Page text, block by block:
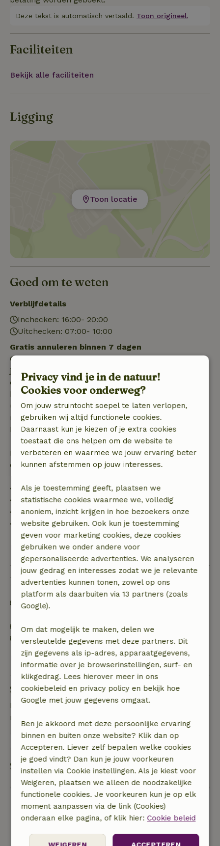
Deze tekst is automatisch vertaald. Toon origineel.
Faciliteiten
Bekijk alle faciliteiten
Ligging
Toon locatie
Goed om te weten
Verblijfdetails
Inchecken: 16:00- 20:00
Uitchecken: 07:00- 10:00
Gratis annuleren binnen 7 dagen
Gratis annuleren binnen 7 dagen na bevestiging van
je boeking, bij een boekingsaanvraag meer dan 28
dagen voor aanvang. Bij een boeking met aanvang
binnen 28 dagen geldt gratis annuleren binnen 24
uur. Bij annulering binnen gestelde periode heb je
recht op volledige terugbetaling van het
boekingsbedrag.
Daarna krijg je een deel van de reissom en 100% van
de borg terugbetaald:
• tot 42 dagen voor aankomst: 70% terugbetaald
• 42–28 dagen voor aankomst: 40% terugbetaald
• 28 dagen tot de aankomstdag: 10% terugbetaald
• op de aankomstdag of later: geen terugbetaling
Bekijk alles
Duurzaamheid
Off grid of voorzien van 100% hernieuwbare
Natuurlijke isolatiematerialen
Gebouwd met natuurlijke bouwmaterialen
Bekijk alles
Stel een vraag
Neem contact op met de verhuurder van het
natuurhuisje
Stuur een bericht
Start mijn boeking
Privacy vind je in de natuur!
Cookies voor onderweg?
Om jouw struintocht soepel te laten verlopen,
gebruiken wij altijd functionele cookies.
Daarnaast kun je kiezen of je extra cookies
toestaat die ons helpen om de website te
verbeteren en waarmee we jouw ervaring beter
kunnen afstemmen op jouw interesses.
Als je toestemming geeft, plaatsen we
statistische cookies waarmee we, volledig
anoniem, inzicht krijgen in hoe bezoekers onze
website gebruiken. Ook kun je toestemming
geven voor marketing cookies, deze cookies
gebruiken we onder andere voor
gepersonaliseerde advertenties. We analyseren
jouw gedrag en interesses zodat we je relevante
advertenties kunnen tonen, zowel op ons
platform als daarbuiten via 13 partners (zoals
Google).
Om dat mogelijk te maken, delen we
versleutelde gegevens met deze partners. Dit
zijn gegevens als ip-adres, apparaatgegevens,
informatie over je browserinstellingen, surf- en
klikgedrag. Lees hierover meer in ons
cookiebeleid en privacy policy en bekijk hoe
Google met jouw gegevens omgaat.
Ben je akkoord met deze persoonlijke ervaring
binnen en buiten onze website? Klik dan op
Accepteren. Liever zelf bepalen welke cookies
je goed vindt? Dan kun je jouw voorkeuren
instellen via Cookie instellingen. Als je kiest voor
Weigeren, plaatsen we alleen de noodzakelijke
functionele cookies. Je voorkeuren kun je op elk
moment aanpassen via de link (Cookies)
onderaan elke pagina, of klik hier: Cookie beleid
ACCEPTEREN
WEIGEREN